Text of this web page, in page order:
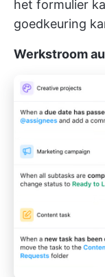
het formulier
goedkeuring
Werkstroom